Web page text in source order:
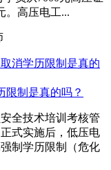
。高压电工...
限制是真的吗？
全技术培训考核管
式实施后，低压电
制学历限制（危化